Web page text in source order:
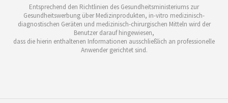
Entsprechend den Richtlinien des Gesundheitsministeriums zur
Gesundheitswerbung über Medizinprodukten, in-vitro medizinisch-
diagnostischen Geräten und medizinisch-chirurgischen Mitteln wird der
Benutzer darauf hingewiesen,
dass die hierin enthaltenen Informationen ausschließlich an professionelle
Anwender gerichtet sind.